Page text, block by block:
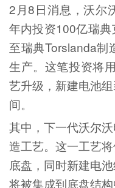
2月8日消息，沃尔
年内投资100亿瑞典
至瑞典Torslanda制
生产。这笔投资将
艺升级，新建电池
间。
其中，下一代沃尔
造工艺。这一工艺
底盘，同时新建电
将被集成到底盘结